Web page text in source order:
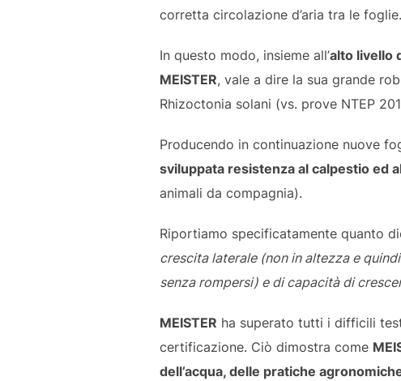
corretta circolazione d’aria tra le foglie.
In questo modo, insieme all’alto livello
MEISTER, vale a dire la sua grande
Rhizoctonia solani (vs. prove NTEP
Producendo in continuazione nuove
sviluppata resistenza al calpestio ed
animali da compagnia).
Riportiamo specificatamente quanto
crescita laterale (non in altezza e
senza rompersi) e di capacità di
MEISTER ha superato tutti i difficili
certificazione. Ciò dimostra come
dell’acqua, delle pratiche